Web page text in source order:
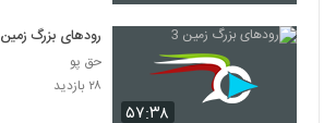
۵۷:۳۸
رودهای بزرگ زمین 3
حق پو
۲۸ بازدید